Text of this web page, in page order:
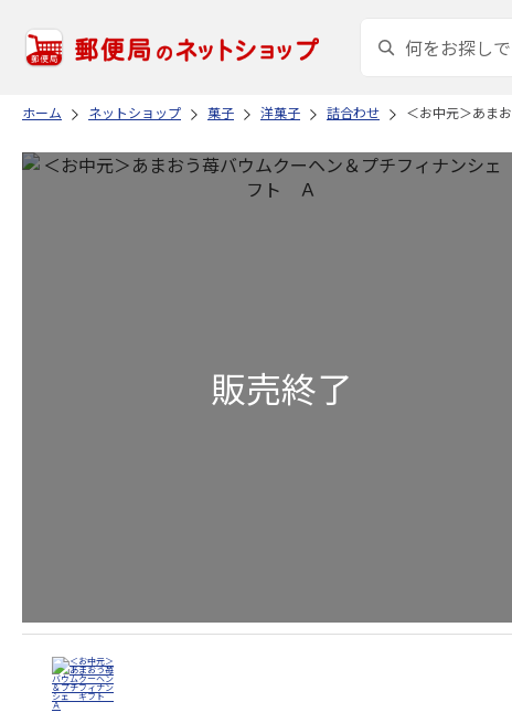
ホーム ネットショップ 菓子 洋菓子 詰合わせ ＜お中元＞あま